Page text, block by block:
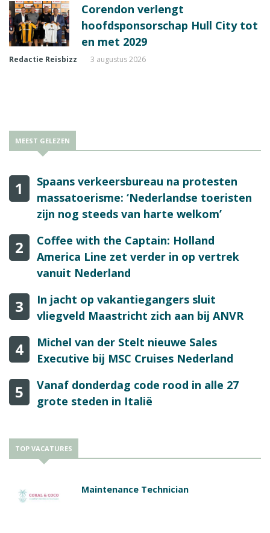
Corendon verlengt
hoofdsponsorschap Hull City tot
en met 2029
Redactie Reisbizz 3 augustus 2026
MEEST GELEZEN
1
Spaans verkeersbureau na protesten
massatoerisme: ‘Nederlandse toeristen
zijn nog steeds van harte welkom’
2
Coffee with the Captain: Holland
America Line zet verder in op vertrek
vanuit Nederland
3
In jacht op vakantiegangers sluit
vliegveld Maastricht zich aan bij ANVR
4
Michel van der Stelt nieuwe Sales
Executive bij MSC Cruises Nederland
5
Vanaf donderdag code rood in alle 27
grote steden in Italië
TOP VACATURES
Maintenance Technician